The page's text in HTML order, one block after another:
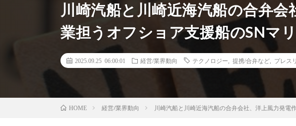
川崎汽船と川崎近海汽船の合弁会
業担うオフショア支援船のSNマ
2025.09.25 06:00:01 経営/業界動向 テクノロジー 提携/合弁など プレス
HOME 経営/業界動向 川崎汽船と川崎近海汽船の合弁会社、洋上風力発電